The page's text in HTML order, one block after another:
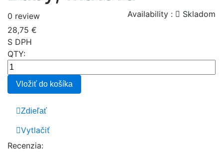
0 review Availability :
Skladom
28,75 €
S DPH
QTY:
Vložiť do košíka
Zdieľať
Vytlačiť
Recenzia: